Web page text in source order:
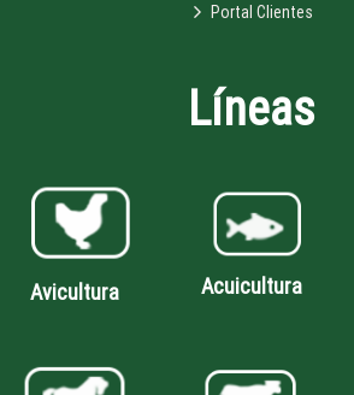
Portal Clientes
Líneas
Avicultura Acuicultura